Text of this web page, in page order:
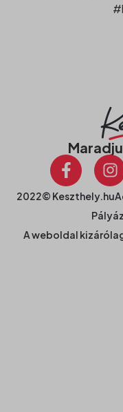
2022© Keszthely.hu
A weboldal